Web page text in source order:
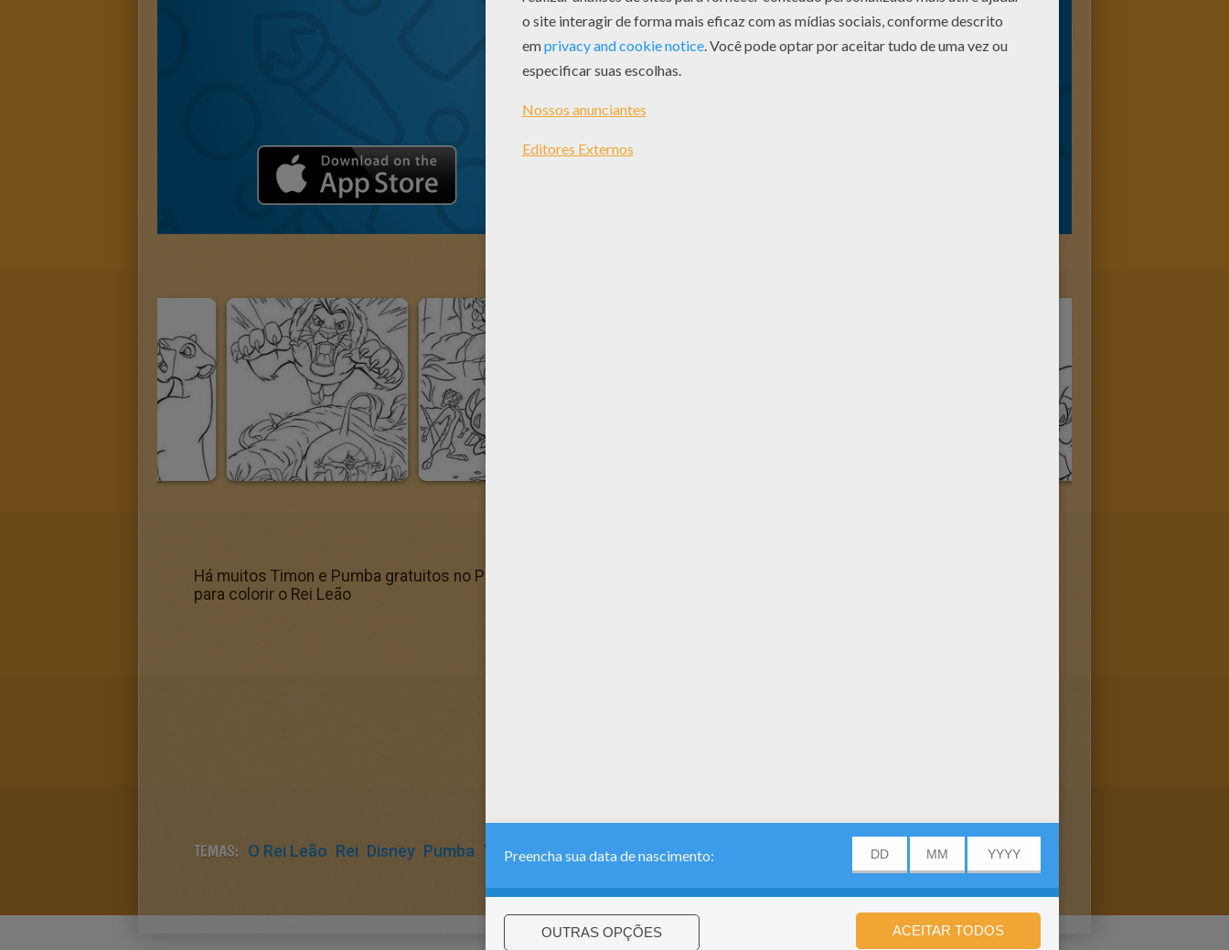
Há muitos Timon e Pumba gratuitos no Páginas para colorir o Rei Leão. Find your favorite Timon e Pumba in Páginas
para colorir o Rei Leão
TEMAS: O Rei Leão Rei Disney Pumba Timon